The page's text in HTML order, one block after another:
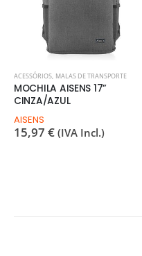
ACESSÓRIOS MALAS DE TRANSPORTE
MOCHILA AISENS 17”
CINZA/AZUL
AISENS
15,97 € (IVA Incl.)